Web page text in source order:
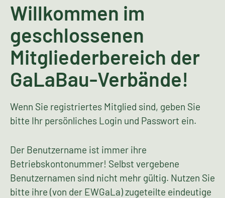
Willkommen im
geschlossenen
Mitgliederbereich der
GaLaBau-Verbände!
Wenn Sie registriertes Mitglied sind, geben Sie
bitte Ihr persönliches Login und Passwort ein.
Der Benutzername ist immer ihre
Betriebskontonummer! Selbst vergebene
Benutzernamen sind nicht mehr gültig. Nutzen Sie
bitte ihre (von der EWGaLa) zugeteilte eindeutige